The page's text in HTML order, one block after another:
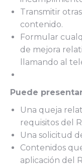
Transmitir
contenido.
Formular
de mejora
llamando al
Puede
Una queja
requisitos del
Una solicitud
Contenidos
aplicación del